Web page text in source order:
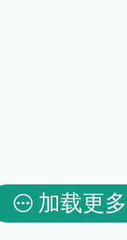
加载更多